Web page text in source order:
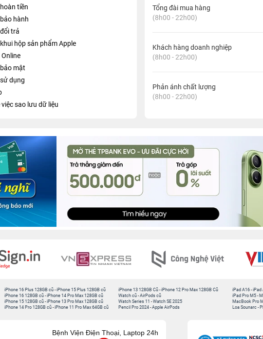
tiền
hành
trả
hộp sản phẩm Apple
mật
dụng
sao lưu dữ liệu
Tổng đài mua hàng
(8h00 - 22h00)
Khách hàng doanh nghiệp
(8h00 - 22h00)
Phản ánh chất lượng
(8h00 - 22h00)
iPhone 16 Plus 128GB cũ -iPhone 15 Plus 128GB cũ
iPhone 16 128GB cũ -iPhone 14 Pro Max 128GB cũ
iPhone 15 128GB cũ -iPhone 13 Pro Max 128GB cũ
iPhone 14 Pro 128GB cũ -iPhone 11 Pro Max 64GB cũ
iPhone 13 128GB Cũ -iPhone 12 Pro Max 128GB Cũ
Watch cũ -AirPods cũ
Watch Series 11 -Watch SE 2025
Pencil Pro 2024 -Apple AirPods
iPad A16 -iPad
iPad Pro M5 -
MacBook Pro
Loa Sounarc -
Bệnh Viện Điện Thoại, Laptop 24h